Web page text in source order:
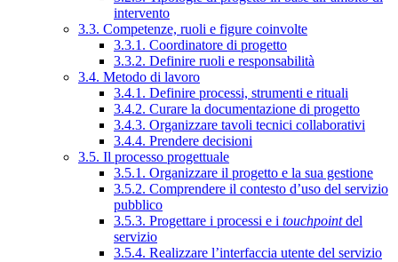
intervento
3.3. Competenze, ruoli e figure coinvolte
3.3.1. Coordinatore di progetto
3.3.2. Definire ruoli e responsabilità
3.4. Metodo di lavoro
3.4.1. Definire processi, strumenti e rituali
3.4.2. Curare la documentazione di progetto
3.4.3. Organizzare tavoli tecnici collaborativi
3.4.4. Prendere decisioni
3.5. Il processo progettuale
3.5.1. Organizzare il progetto e la sua gestione
3.5.2. Comprendere il contesto d’uso del servizio
pubblico
3.5.3. Progettare i processi e i touchpointdel
servizio
3.5.4. Realizzare l’interfaccia utente del servizio